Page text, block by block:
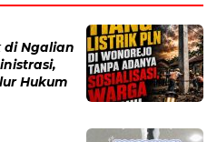
di Ngalian
Hukum